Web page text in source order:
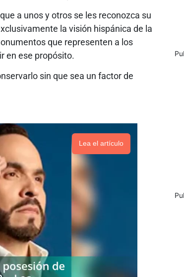
a unos y otros se les reconozca su
la visión hispánica de la
que representen a los
en ese propósito.
sin que sea un factor de
Lea el artículo